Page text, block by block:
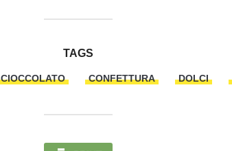
TAGS
CIOCCOLATO CONFETTURA DOLCI